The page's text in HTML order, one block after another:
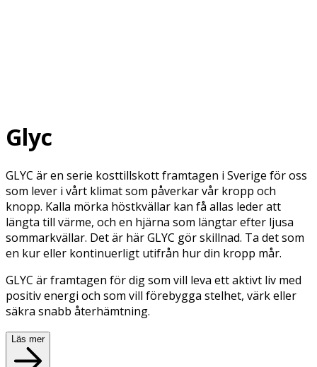
Glyc
GLYC är en serie kosttillskott framtagen i Sverige för oss
som lever i vårt klimat som påverkar vår kropp och
knopp. Kalla mörka höstkvällar kan få allas leder att
längta till värme, och en hjärna som längtar efter ljusa
sommarkvällar. Det är här GLYC gör skillnad. Ta det som
en kur eller kontinuerligt utifrån hur din kropp mår.
GLYC är framtagen för dig som vill leva ett aktivt liv med
positiv energi och som vill förebygga stelhet, värk eller
säkra snabb återhämtning.
Läs mer